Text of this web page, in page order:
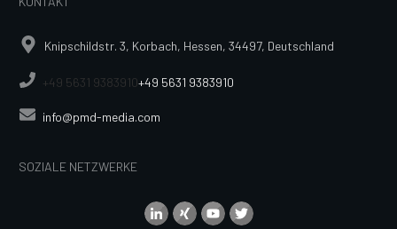
Knipschildstr. 3, Korbach, Hessen, 34497, Deutschland
+49 5631 9383910+49 5631 9383910
info@pmd-media.com
SOZIALE NETZWERKE